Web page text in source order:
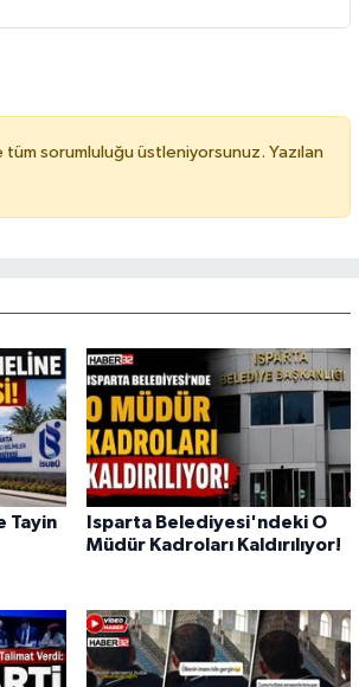
sorumluluğu üstleniyorsunuz. Yazılan
Tayin
Isparta Belediyesi'ndeki O
Müdür Kadroları Kaldırılıyor!